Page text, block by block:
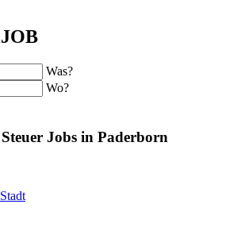
Was?
Wo?
Jobs in Paderborn